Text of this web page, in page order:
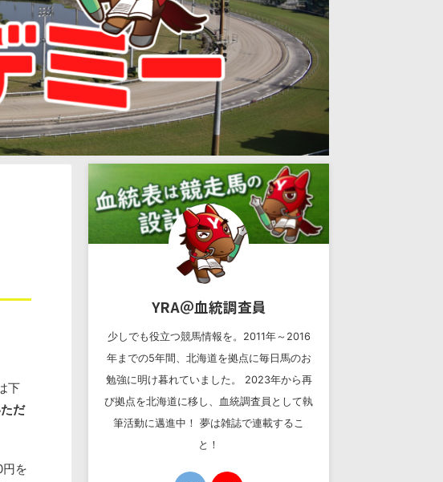
下
だ
を
YRA＠血統調査員
少しでも役立つ競馬情報を。2011年～2016
年までの5年間、北海道を拠点に毎日馬のお
勉強に明け暮れていました。 2023年から再
び拠点を北海道に移し、血統調査員として執
筆活動に邁進中！ 夢は雑誌で連載するこ
と！